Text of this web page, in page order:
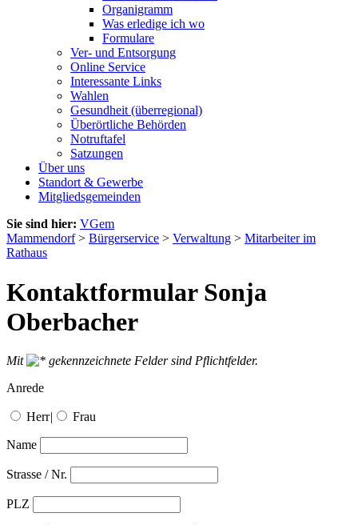
Organigramm
Was erledige ich wo
Formulare
Ver- und Entsorgung
Online Service
Interessante Links
Wahlen
Gesundheit (überregional)
Überörtliche Behörden
Notruftafel
Satzungen
Über uns
Standort & Gewerbe
Mitgliedsgemeinden
Sie sind hier: VGem
Mammendorf> Bürgerservice > Verwaltung > Mitarbeiter im
Rathaus
Kontaktformular Sonja
Oberbacher
Mit
gekennzeichnete Felder sind Pflichtfelder.
Anrede
Herr| Frau
Name
Strasse / Nr.
PLZ